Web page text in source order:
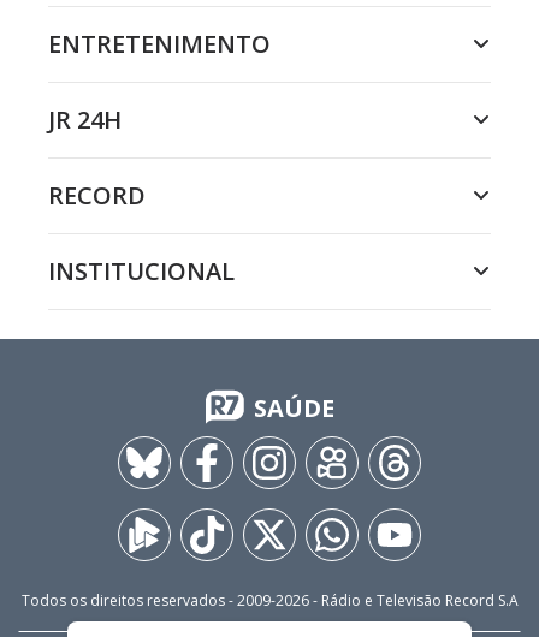
ENTRETENIMENTO
JR 24H
RECORD
INSTITUCIONAL
SAÚDE
Todos os direitos reservados - 2009-2026- Rádio e Televisão Record S.A